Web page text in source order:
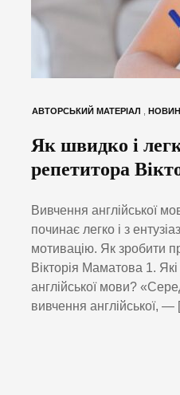
АВТОРСЬКИЙ МАТЕРІАЛ
Як швидко і
репетитора
Вивчення англійської
починає легко і з
мотивацію. Як зробити
Вікторія Маматова 1.
англійської мови?
вивчення англійської,